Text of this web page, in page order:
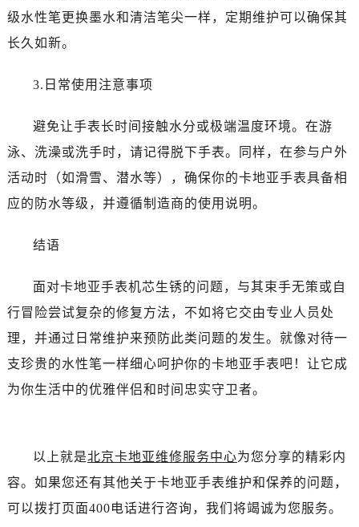
级水性笔更换墨水和清洁笔尖一样，定期维护可以确保其
长久如新。
3.日常使用注意事项
避免让手表长时间接触水分或极端温度环境。在游
泳、洗澡或洗手时，请记得脱下手表。同样，在参与户外
活动时（如滑雪、潜水等），确保你的卡地亚手表具备相
应的防水等级，并遵循制造商的使用说明。
结语
面对卡地亚手表机芯生锈的问题，与其束手无策或自
行冒险尝试复杂的修复方法，不如将它交由专业人员处
理，并通过日常维护来预防此类问题的发生。就像对待一
支珍贵的水性笔一样细心呵护你的卡地亚手表吧！让它成
为你生活中的优雅伴侣和时间忠实守卫者。
以上就是北京卡地亚维修服务中心为您分享的精彩内
容。如果您还有其他关于卡地亚手表维护和保养的问题，
可以拨打页面400电话进行咨询，我们将竭诚为您服务。